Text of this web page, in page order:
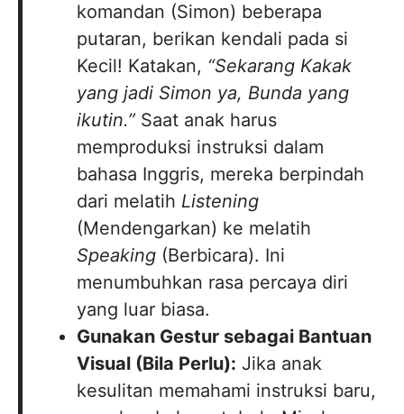
komandan (Simon) beberapa
putaran, berikan kendali pada si
Kecil! Katakan, “Sekarang Kakak
yang jadi Simon ya, Bunda yang
ikutin.” Saat anak harus
memproduksi instruksi dalam
bahasa Inggris, mereka berpindah
dari melatih Listening
(Mendengarkan) ke melatih
Speaking (Berbicara). Ini
menumbuhkan rasa percaya diri
yang luar biasa.
Gunakan Gestur sebagai Bantuan
Visual (Bila Perlu): Jika anak
kesulitan memahami instruksi baru,